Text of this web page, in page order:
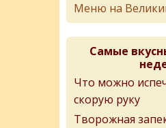
Меню на
Самые
Что можно
скорую руку
Творожная